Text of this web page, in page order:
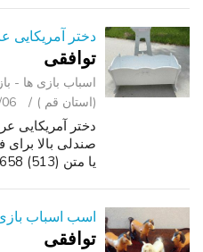
دختر آمریکایی
توافقی
اسباب‌ بازی ها -
(استان قم )
دختر آمریکایی
صندلی بالا
یا متن (513) 67three-3658.
اسب اسباب
توافقی